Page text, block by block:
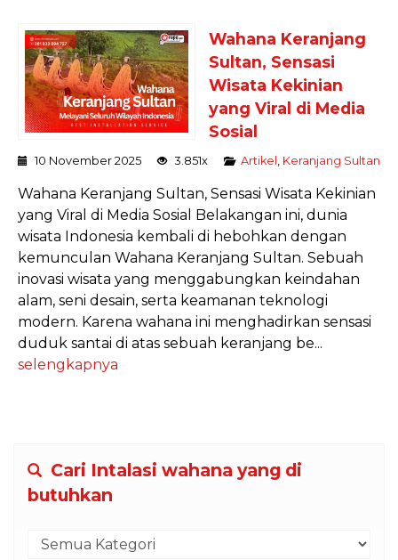
Wahana Keranjang
Sultan, Sensasi
Wisata Kekinian
yang Viral di Media
Sosial
10 November 2025 3.851x Artikel Keranjang Sultan
Wahana Keranjang Sultan, Sensasi Wisata Kekinian
yang Viral di Media Sosial Belakangan ini, dunia
wisata Indonesia kembali di hebohkan dengan
kemunculan Wahana Keranjang Sultan. Sebuah
inovasi wisata yang menggabungkan keindahan
alam, seni desain, serta keamanan teknologi
modern. Karena wahana ini menghadirkan sensasi
duduk santai di atas sebuah keranjang be...
selengkapnya
Cari Intalasi wahana yang di
butuhkan